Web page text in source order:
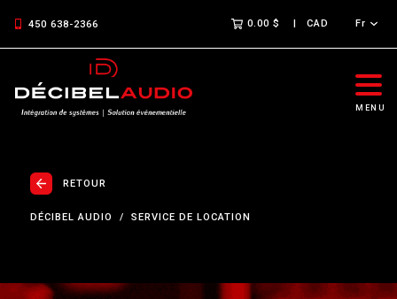
450 638-2366 0.00 $ CAD Fr
MENU
RETOUR
DÉCIBEL AUDIO SERVICE DE LOCATION